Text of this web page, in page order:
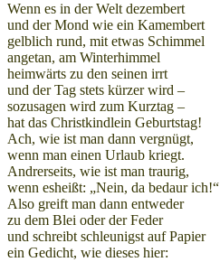
Wenn es in der Welt dezembert
und der Mond wie ein Kamembert
gelblich rund, mit etwas Schimmel
angetan, am Winterhimmel
heimwärts zu den seinen irrt
und der Tag stets kürzer wird –
sozusagen wird zum Kurztag –
hat das Christkindlein Geburtstag!
Ach, wie ist man dann vergnügt,
wenn man einen Urlaub kriegt.
Andrerseits, wie ist man traurig,
wenn esheißt: „Nein, da bedaur ich!“
Also greift man dann entweder
zu dem Blei oder der Feder
und schreibt schleunigst auf Papier
ein Gedicht, wie dieses hier: